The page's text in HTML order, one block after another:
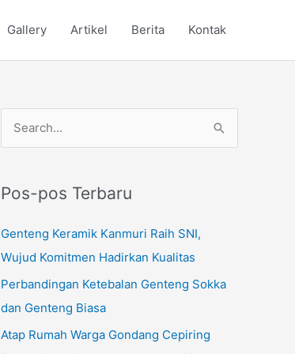
Gallery Artikel Berita Kontak
i
u
n
:
Pos-pos Terbaru
Genteng Keramik Kanmuri Raih SNI,
Wujud Komitmen Hadirkan Kualitas
Perbandingan Ketebalan Genteng Sokka
dan Genteng Biasa
Atap Rumah Warga Gondang Cepiring